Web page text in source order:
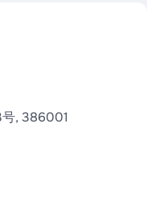
号, 386001